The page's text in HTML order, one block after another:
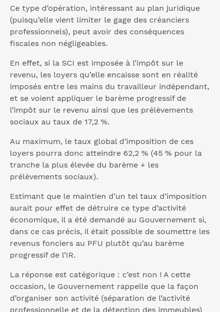
Ce type d’opération, intéressant au plan juridique
(puisqu’elle vient limiter le gage des créanciers
professionnels), peut avoir des conséquences
fiscales non négligeables.
En effet, si la SCI est imposée à l’impôt sur le
revenu, les loyers qu’elle encaisse sont en réalité
imposés entre les mains du travailleur indépendant,
et se voient appliquer le barème progressif de
l’impôt sur le revenu ainsi que les prélèvements
sociaux au taux de 17,2 %.
Au maximum, le taux global d’imposition de ces
loyers pourra donc atteindre 62,2 % (45 % pour la
tranche la plus élevée du barème + les
prélèvements sociaux).
Estimant que le maintien d’un tel taux d’imposition
aurait pour effet de détruire ce type d’activité
économique, il a été demandé au Gouvernement si,
dans ce cas précis, il était possible de soumettre les
revenus fonciers au PFU plutôt qu’au barème
progressif de l’IR.
La réponse est catégorique : c’est non ! A cette
occasion, le Gouvernement rappelle que la façon
d’organiser son activité (séparation de l’activité
professionnelle et de la détention des immeubles)